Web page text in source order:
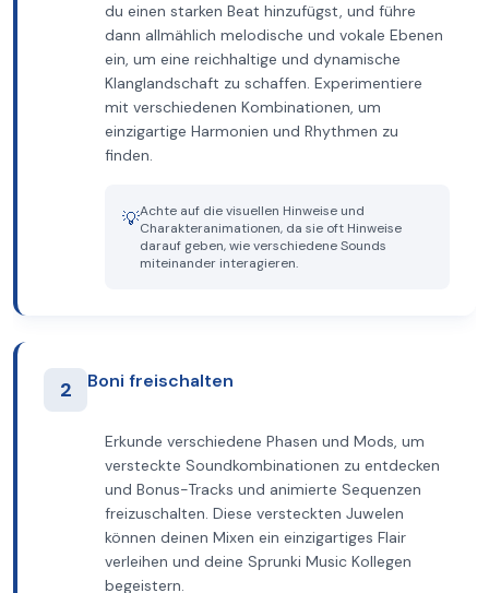
du einen starken Beat hinzufügst, und führe
dann allmählich melodische und vokale Ebenen
ein, um eine reichhaltige und dynamische
Klanglandschaft zu schaffen. Experimentiere
mit verschiedenen Kombinationen, um
einzigartige Harmonien und Rhythmen zu
finden.
💡Achte auf die visuellen Hinweise und
Charakteranimationen, da sie oft Hinweise
darauf geben, wie verschiedene Sounds
miteinander interagieren.
2 Boni freischalten
Erkunde verschiedene Phasen und Mods, um
versteckte Soundkombinationen zu entdecken
und Bonus-Tracks und animierte Sequenzen
freizuschalten. Diese versteckten Juwelen
können deinen Mixen ein einzigartiges Flair
verleihen und deine Sprunki Music Kollegen
begeistern.